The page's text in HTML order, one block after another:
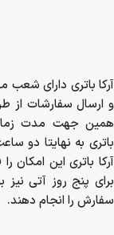
آرکا باتری دارای
و ارسال سفارشات
همین جهت مدت
باتری به نهایتا دو
آرکا باتری این امکان
برای پنج روز آتی
سفارش را انجام دهند.